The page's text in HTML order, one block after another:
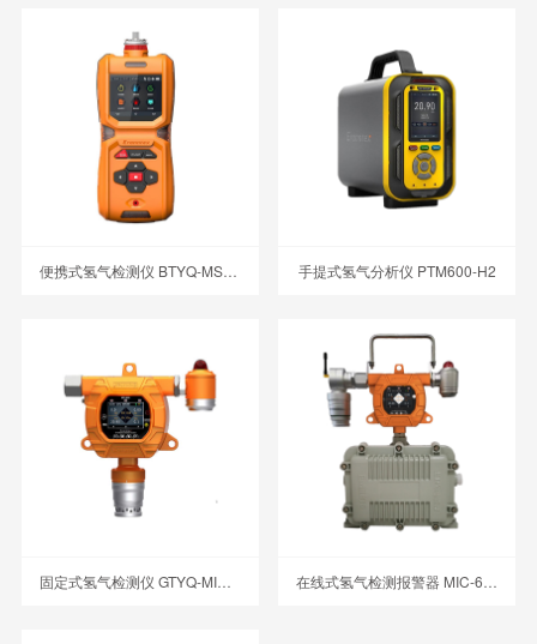
便携式氢气检测仪 BTYQ-MS600-H2 手提式氢气分析仪 PTM600-H2
固定式氢气检测仪 GTYQ-MIC-600-H2 在线式氢气检测报警器 MIC-600-H2-A